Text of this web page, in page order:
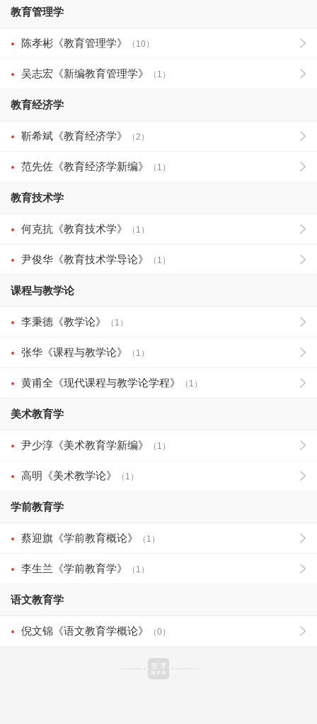
教育管理学
陈孝彬《教育管理学》 （10）
吴志宏《新编教育管理学》 （1）
教育经济学
靳希斌《教育经济学》 （2）
范先佐《教育经济学新编》 （1）
教育技术学
何克抗《教育技术学》 （1）
尹俊华《教育技术学导论》 （1）
课程与教学论
李秉德《教学论》 （1）
张华《课程与教学论》 （1）
黄甫全《现代课程与教学论学程》 （1）
美术教育学
尹少淳《美术教育学新编》 （1）
高明《美术教学论》 （1）
学前教育学
蔡迎旗《学前教育概论》 （1）
李生兰《学前教育学》 （1）
语文教育学
倪文锦《语文教育学概论》 （0）